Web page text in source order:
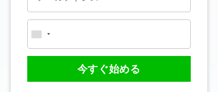
今すぐ始める